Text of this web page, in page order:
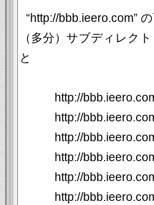
“http://bbb.ieero.com”
（多分）サブディレク
と
http://
http://
http://
http://
http://
http://